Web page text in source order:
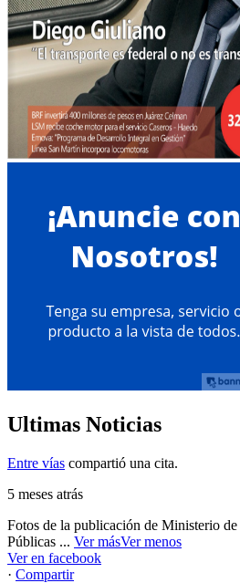
Ultimas Noticias
Entre vías compartió una cita.
5 meses atrás
Fotos de la publicación de Ministerio
Públicas ... Ver másVer menos
Ver en facebook
· Compartir